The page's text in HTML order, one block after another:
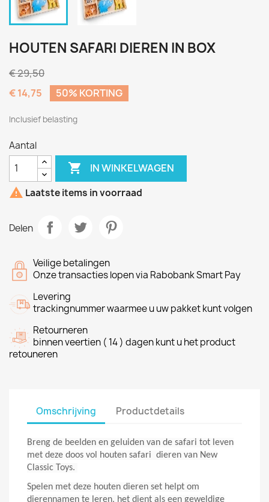
HOUTEN SAFARI DIEREN IN BOX
€ 29,50
€ 14,75
50% KORTING
Inclusief belasting
Aantal
 IN WINKELWAGEN
 Laatste items in voorraad
Delen
Veilige betalingen
Onze transacties lopen via Rabobank Smart Pay
Levering
trackingnummer waarmee u uw pakket kunt volgen
Retourneren
binnen veertien ( 14 ) dagen kunt u het product
retouneren
Omschrijving Productdetails
Breng de beelden en geluiden van de safari tot leven
met deze doos vol houten safari dieren van New
Classic Toys.
Spelen met deze houten dieren set helpt om
dierennamen te leren, het dient als een geweldige